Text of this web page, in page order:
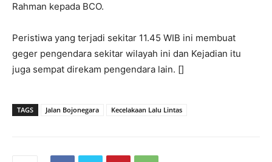
Rahman kepada BCO.
Peristiwa yang terjadi sekitar 11.45 WIB ini membuat
geger pengendara sekitar wilayah ini dan Kejadian itu
juga sempat direkam pengendara lain. []
TAGS Jalan Bojonegara Kecelakaan Lalu Lintas